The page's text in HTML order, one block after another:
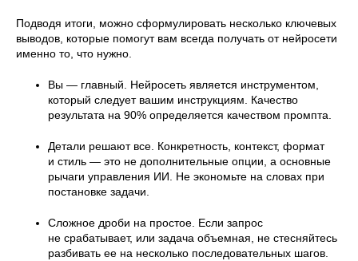
Подводя итоги, можно сформулировать несколько ключевых
выводов, которые помогут вам всегда получать от нейросети
именно то, что нужно.
Вы — главный. Нейросеть является инструментом,
который следует вашим инструкциям. Качество
результата на 90% определяется качеством промпта.
Детали решают все. Конкретность, контекст, формат
и стиль — это не дополнительные опции, а основные
рычаги управления ИИ. Не экономьте на словах при
постановке задачи.
Сложное дроби на простое. Если запрос
не срабатывает, или задача объемная, не стесняйтесь
разбивать ее на несколько последовательных шагов.